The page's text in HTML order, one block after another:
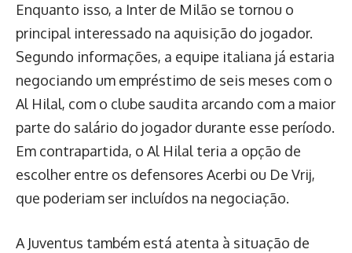
Enquanto isso, a Inter de Milão se tornou o
principal interessado na aquisição do jogador.
Segundo informações, a equipe italiana já estaria
negociando um empréstimo de seis meses com o
Al Hilal, com o clube saudita arcando com a maior
parte do salário do jogador durante esse período.
Em contrapartida, o Al Hilal teria a opção de
escolher entre os defensores Acerbi ou De Vrij,
que poderiam ser incluídos na negociação.
A Juventus também está atenta à situação de